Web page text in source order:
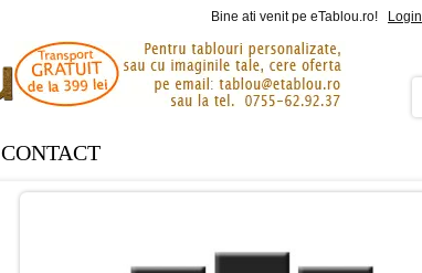
Bine ati venit pe eTablou.ro! Login
CONTACT